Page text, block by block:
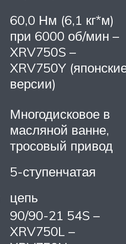
60,0 Нм (6,1 кг*м)
при 6000 об/мин –
XRV750S –
XRV750Y
версии)
Многодисковое в
масляной ванне,
тросовый привод
5-ступенчатая
цепь
90/90-21 54S –
XRV750L –